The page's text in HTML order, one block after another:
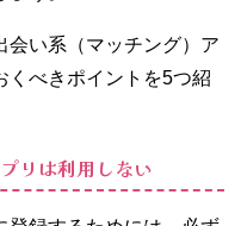
会い系（マッチング）ア
くべきポイントを5つ紹
リは利用しない